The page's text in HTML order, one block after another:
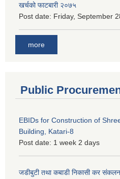
खर्चको फाटबारी २०७५
Post date: Friday, September
more
Public
EBIDs for Construction of
Building, Katari-8
Post date: 1 week 2 days
जडीबुटी तथा कबाडी निकासी कर